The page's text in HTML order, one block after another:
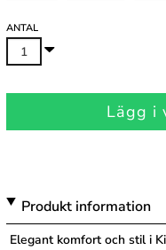
ANTAL
Lägg i
Produkt information
Elegant komfort och stil i